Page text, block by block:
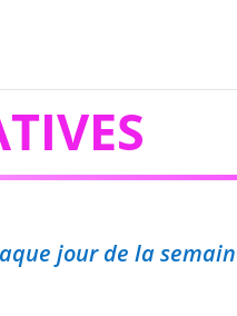
jour de la